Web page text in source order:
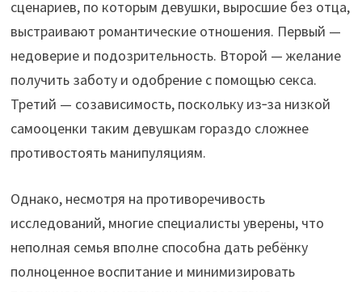
сценариев, по которым девушки, выросшие без отца,
выстраивают романтические отношения. Первый —
недоверие и подозрительность. Второй — желание
получить заботу и одобрение с помощью секса.
Третий — созависимость, поскольку из‑за низкой
самооценки таким девушкам гораздо сложнее
противостоять манипуляциям.
Однако, несмотря на противоречивость
исследований, многие специалисты уверены, что
неполная семья вполне способна дать ребёнку
полноценное воспитание и минимизировать